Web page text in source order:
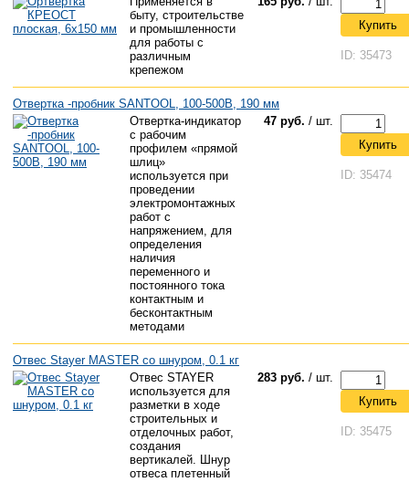
быту, строительстве
и промышленности
для работы с
различным
крепежом
Купить
ID: 35473
Отвертка -пробник SANTOOL, 100-500В, 190 мм
Отвертка-индикатор
с рабочим
профилем «прямой
шлиц»
используется при
проведении
электромонтажных
работ с
напряжением, для
определения
наличия
переменного и
постоянного тока
контактным и
бесконтактным
методами
47 руб. / шт.
Купить
ID: 35474
Отвес Stayer MASTER со шнуром, 0.1 кг
Отвес STAYER
используется для
разметки в ходе
строительных и
отделочных работ,
создания
вертикалей. Шнур
отвеса плетенный
283 руб. / шт.
Купить
ID: 35475